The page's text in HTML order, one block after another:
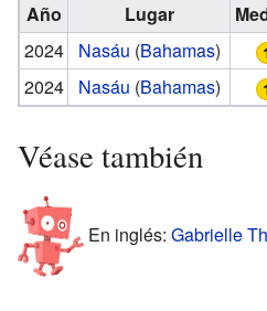
Año
Lugar
2024
Nasáu (Bahamas)
2024
Nasáu (Bahamas)
Véase también
En inglés: Gabrielle